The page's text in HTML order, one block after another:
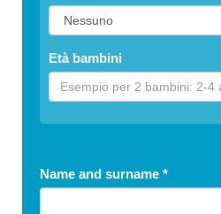
Età bambini
Name and surname *